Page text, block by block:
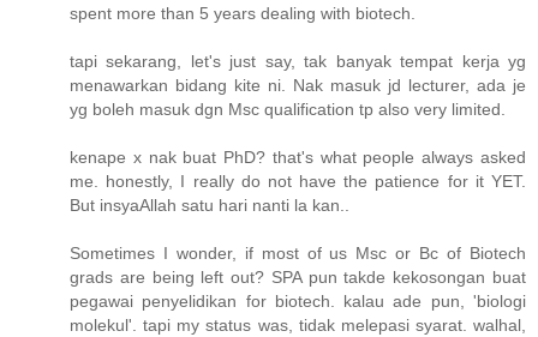
spent more than 5 years dealing with biotech.
tapi sekarang, let's just say, tak banyak tempat kerja yg
menawarkan bidang kite ni. Nak masuk jd lecturer, ada je
yg boleh masuk dgn Msc qualification tp also very limited.
kenape x nak buat PhD? that's what people always asked
me. honestly, I really do not have the patience for it YET.
But insyaAllah satu hari nanti la kan..
Sometimes I wonder, if most of us Msc or Bc of Biotech
grads are being left out? SPA pun takde kekosongan buat
pegawai penyelidikan for biotech. kalau ade pun, 'biologi
molekul'. tapi my status was, tidak melepasi syarat. walhal,